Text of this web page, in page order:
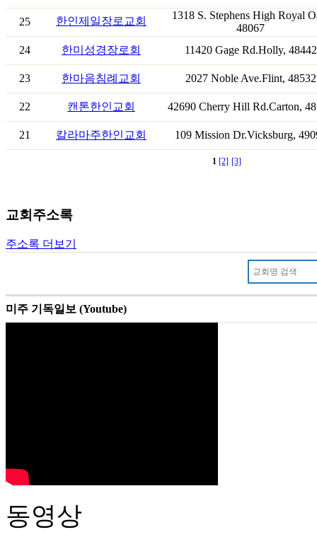
25 한인제일장로교회
1318 S. Stephens High Royal
48067
24
한미성경장로회 11420 Gage Rd.Holly, 48442
23 한마음침례교회 2027 Noble Ave.Flint, 48532
22 캔톤한인교회 42690 Cherry Hill Rd.Carton,
21 칼라마주한인교회 109 Mission Dr.Vicksburg,
1 [2] [3]
교회주소록
주소록 더보기
미주 기독일보 (Youtube)
동영상